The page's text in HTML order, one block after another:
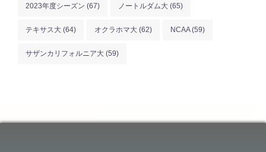
2023年度シーズン (67) ノートルダム大 (65)
テキサス大 (64) オクラホマ大 (62) NCAA(59)
サザンカリフォルニア大 (59)